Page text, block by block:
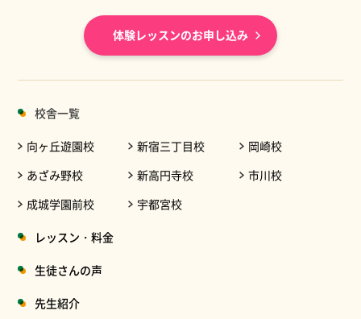
体験レッスンのお申し込み
校舎一覧
向ヶ丘遊園校
あざみ野校
成城学園前校
新宿三丁目校
新高円寺校
宇都宮校
岡崎校
市川校
レッスン・料金
生徒さんの声
先生紹介